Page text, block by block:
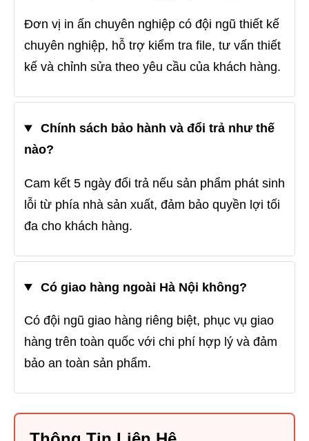
Đơn vị in ấn chuyên nghiệp có đội ngũ thiết kế
chuyên nghiệp, hỗ trợ kiểm tra file, tư vấn thiết
kế và chỉnh sửa theo yêu cầu của khách hàng.
Chính sách bảo hành và đổi trả như thế
nào?
Cam kết 5 ngày đổi trả nếu sản phẩm phát sinh
lỗi từ phía nhà sản xuất, đảm bảo quyền lợi tối
đa cho khách hàng.
Có giao hàng ngoài Hà Nội không?
Có đội ngũ giao hàng riêng biệt, phục vụ giao
hàng trên toàn quốc với chi phí hợp lý và đảm
bảo an toàn sản phẩm.